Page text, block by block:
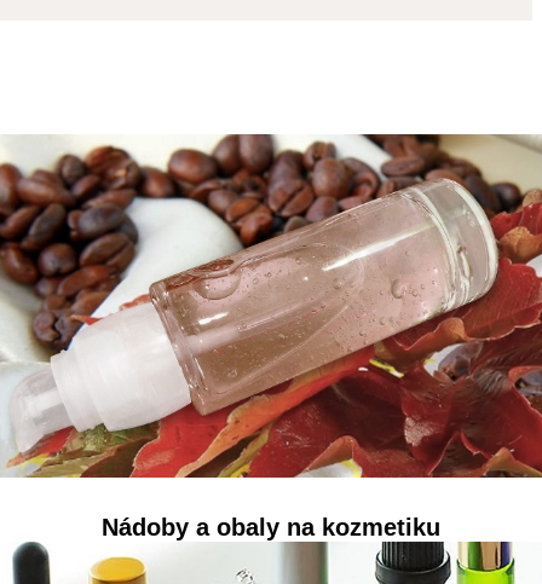
Nádoby a obaly na kozmetiku